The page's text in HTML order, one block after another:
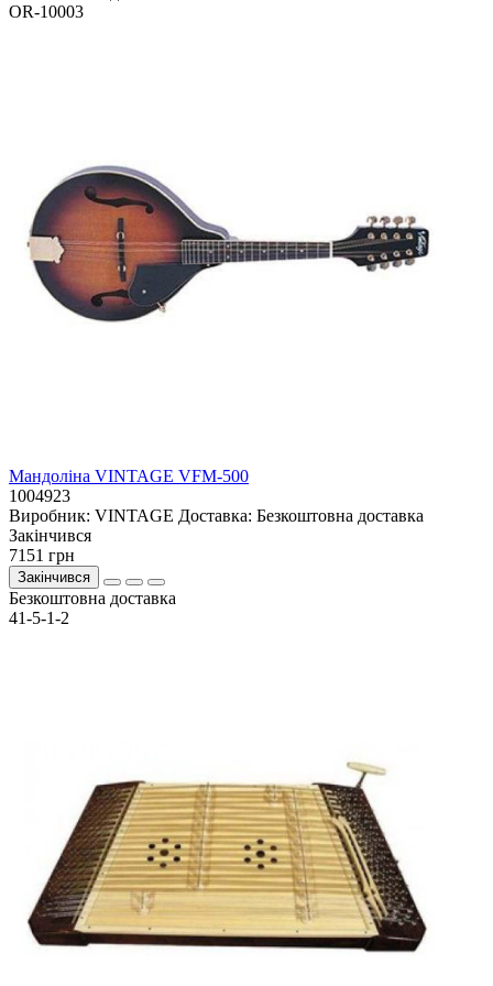
OR-10003
Мандоліна VINTAGE VFM-500
1004923
Виробник: VINTAGE Доставка: Безкоштовна доставка
Закiнчився
7151 грн
Закінчився
Безкоштовна доставка
41-5-1-2